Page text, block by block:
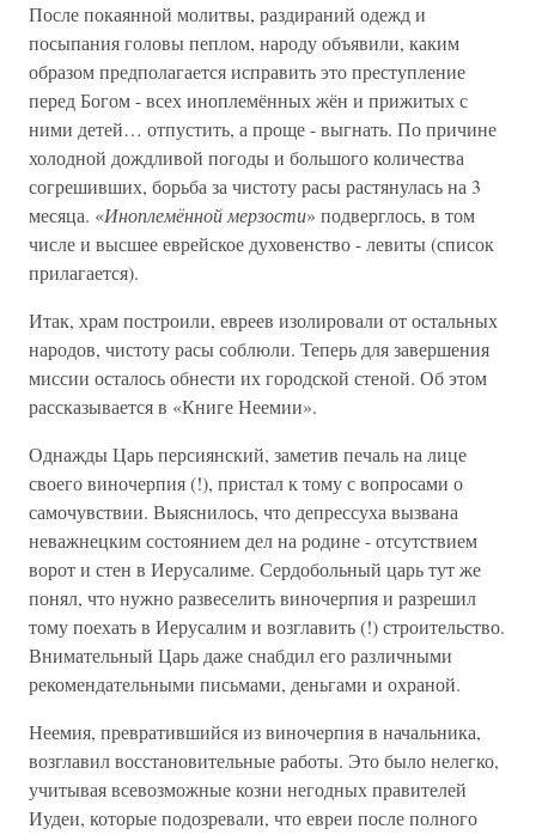
После покаянной молитвы, раздираний одежд и
посыпания головы пеплом, народу объявили, каким
образом предполагается исправить это преступление
перед Богом - всех иноплемённых жён и прижитых с
ними детей… отпустить, а проще - выгнать. По причине
холодной дождливой погоды и большого количества
согрешивших, борьба за чистоту расы растянулась на 3
месяца. «Иноплемённой мерзости» подверглось, в том
числе и высшее еврейское духовенство - левиты (список
прилагается).
Итак, храм построили, евреев изолировали от остальных
народов, чистоту расы соблюли. Теперь для завершения
миссии осталось обнести их городской стеной. Об этом
рассказывается в «Книге Неемии».
Однажды Царь персиянский, заметив печаль на лице
своего виночерпия (!), пристал к тому с вопросами о
самочувствии. Выяснилось, что депрессуха вызвана
неважнецким состоянием дел на родине - отсутствием
ворот и стен в Иерусалиме. Сердобольный царь тут же
понял, что нужно развеселить виночерпия и разрешил
тому поехать в Иерусалим и возглавить (!) строительство.
Внимательный Царь даже снабдил его различными
рекомендательными письмами, деньгами и охраной.
Неемия, превратившийся из виночерпия в начальника,
возглавил восстановительные работы. Это было нелегко,
учитывая всевозможные козни негодных правителей
Иудеи, которые подозревали, что евреи после полного